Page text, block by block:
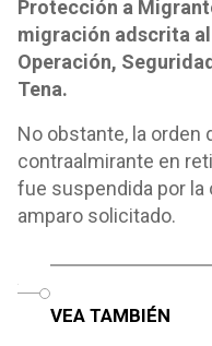
Protección a
migración adscrita
Operación,
Tena.
No obstante, la orden
contraalmirante en
fue suspendida por la
amparo solicitado.
VEA TAMBIÉN